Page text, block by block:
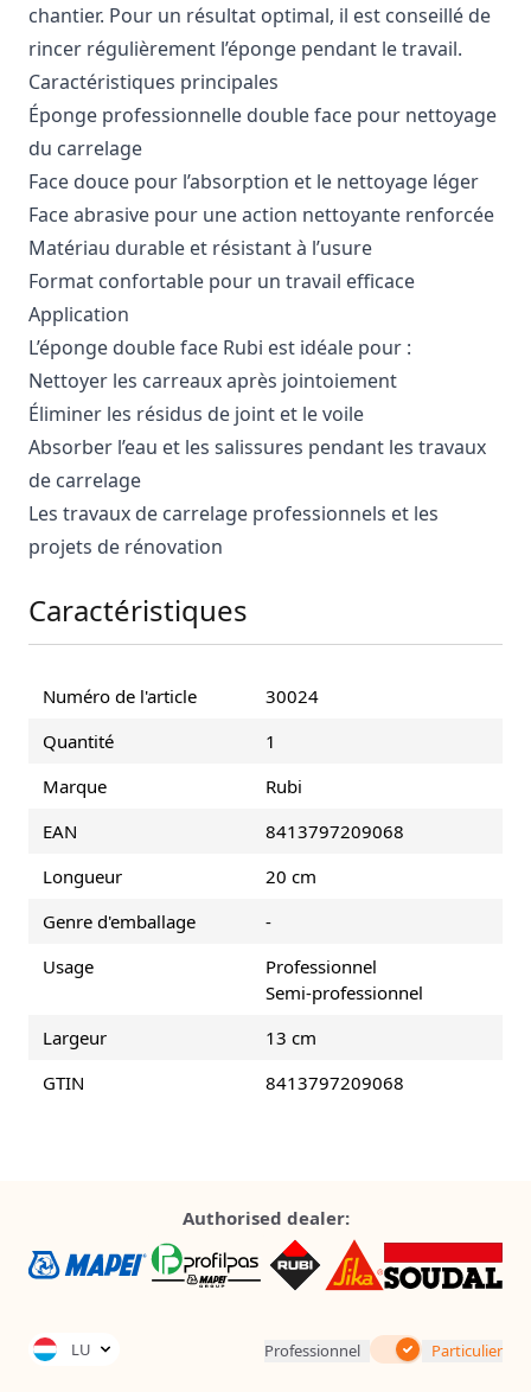
chantier. Pour un résultat optimal, il est conseillé de
rincer régulièrement l’éponge pendant le travail.
Caractéristiques principales
Éponge professionnelle double face pour nettoyage
du carrelage
Face douce pour l’absorption et le nettoyage léger
Face abrasive pour une action nettoyante renforcée
Matériau durable et résistant à l’usure
Format confortable pour un travail efficace
Application
L’éponge double face Rubi est idéale pour :
Nettoyer les carreaux après jointoiement
Éliminer les résidus de joint et le voile
Absorber l’eau et les salissures pendant les travaux
de carrelage
Les travaux de carrelage professionnels et les
projets de rénovation
Caractéristiques
Numéro de l'article
30024
Quantité
1
Marque
Rubi
EAN
8413797209068
Longueur
20 cm
Genre d'emballage
-
Usage
Professionnel
Semi-professionnel
Largeur
13 cm
GTIN
8413797209068
Authorised dealer:
LU Professionnel Inc. Tax Particulier